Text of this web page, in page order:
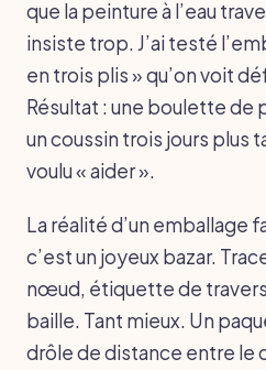
que la peinture à l’eau
insiste trop. J’ai testé
en trois plis » qu’on voit
Résultat : une boulette de
un coussin trois jours plus
voulu « aider ».
La réalité d’un emballage
c’est un joyeux bazar.
nœud, étiquette de
baille. Tant mieux. Un
drôle de distance entre le